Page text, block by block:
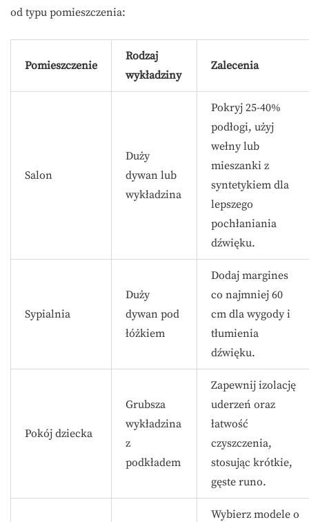
od typu pomieszczenia:
Pomieszczenie
Rodzaj
wykładziny
Zalecenia
Salon
Duży
dywan lub
wykładzina
Pokryj 25-40%
podłogi, użyj
wełny lub
mieszanki z
syntetykiem dla
lepszego
pochłaniania
dźwięku.
Sypialnia
Duży
dywan pod
łóżkiem
Dodaj margines
co najmniej 60
cm dla wygody i
tłumienia
dźwięku.
Pokój dziecka
Grubsza
wykładzina
z
podkładem
Zapewnij izolację
uderzeń oraz
łatwość
czyszczenia,
stosując krótkie,
gęste runo.
Wybierz modele o